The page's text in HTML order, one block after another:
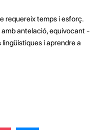
requereix temps i esforç.
antelació, equivocant -
i aprendre a